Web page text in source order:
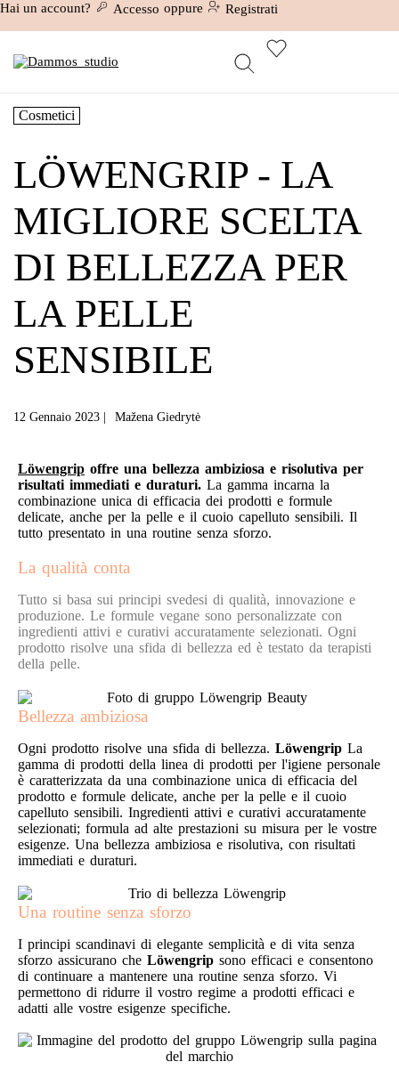
Hai un account? Accesso oppure Registrati
Cosmetici
LÖWENGRIP - LA
MIGLIORE SCELTA
DI BELLEZZA PER
LA PELLE
SENSIBILE
12 Gennaio 2023 | Mažena Giedrytė
Löwengrip offre una bellezza ambiziosa e risolutiva per
risultati immediati e duraturi. La gamma incarna la
combinazione unica di efficacia dei prodotti e formule
delicate, anche per la pelle e il cuoio capelluto sensibili. Il
tutto presentato in una routine senza sforzo.
La qualità conta
Tutto si basa sui principi svedesi di qualità, innovazione e
produzione. Le formule vegane sono personalizzate con
ingredienti attivi e curativi accuratamente selezionati. Ogni
prodotto risolve una sfida di bellezza ed è testato da terapisti
della pelle.
Bellezza ambiziosa
Ogni prodotto risolve una sfida di bellezza. Löwengrip La
gamma di prodotti della linea di prodotti per l'igiene personale
è caratterizzata da una combinazione unica di efficacia del
prodotto e formule delicate, anche per la pelle e il cuoio
capelluto sensibili. Ingredienti attivi e curativi accuratamente
selezionati; formula ad alte prestazioni su misura per le vostre
esigenze. Una bellezza ambiziosa e risolutiva, con risultati
immediati e duraturi.
Una routine senza sforzo
I principi scandinavi di elegante semplicità e di vita senza
sforzo assicurano che Löwengrip sono efficaci e consentono
di continuare a mantenere una routine senza sforzo. Vi
permettono di ridurre il vostro regime a prodotti efficaci e
adatti alle vostre esigenze specifiche.